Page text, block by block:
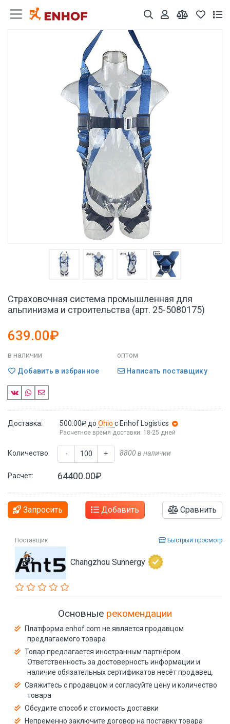
Страховочная система промышленная для
альпинизма и строительства (арт. 25-5080175)
639.00₽
в наличии
оптом
Добавить в избранное
Написать поставщику
Доставка: 500.00₽ до Ohio с Enhof Logistics
Расчетное время доставки: 18-25 дней
Количество: - + 8800 в наличии
Расчет: 64400.00₽
Запросить Добавить Сравнить
Поставщик Быстрый просмотр
Changzhou Sunnergy
Основные рекомендации
Платформа enhof.com не является продавцом
предлагаемого товара
Товар предлагается иностранным партнёром.
Ответственность за достоверность информации и
наличие обязательных сертификатов несёт продавец.
Свяжитесь с продавцом и согласуйте цену и количество
товара
Обсудите способ и стоимость доставки
Непременно заключите договор на поставку товара